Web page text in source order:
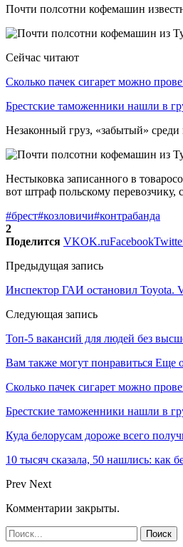
Почти полсотни кофемашин
Сейчас читают
Сколько пачек сигарет можно
Брестские таможенники нашли в
Незаконный груз, «забытый»
Нестыковка записанного в
вот штраф польскому
#брест#козловичи#контрабанда
2
Поделится VKOK.ruFacebook
Предыдущая запись
Инспектор ГАИ остановил Toyota.
Следующая запись
Топ-5 вакансий для людей без
Вам также могут понравиться Еще
Сколько пачек сигарет можно
Брестские таможенники нашли в
Куда белорусам дороже всего
10 тысяч сказала, 50 нашлись: как
Prev Next
Комментарии закрыты.